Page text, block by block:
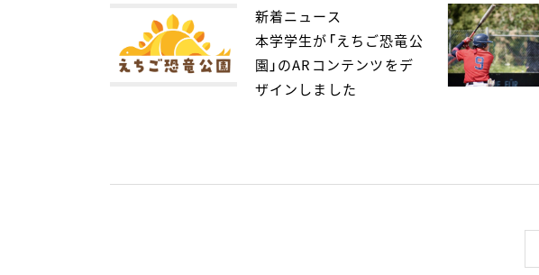
新着ニュース
本学学生が「えちご恐竜公
園」のARコンテンツをデ
ザインしました